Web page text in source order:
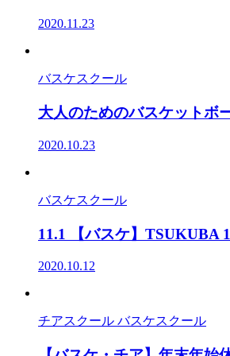
2020.11.23
バスケスクール
大人のためのバスケットボ
2020.10.23
バスケスクール
11.1 【バスケ】TSUKUBA
2020.10.12
チアスクール バスケスクール